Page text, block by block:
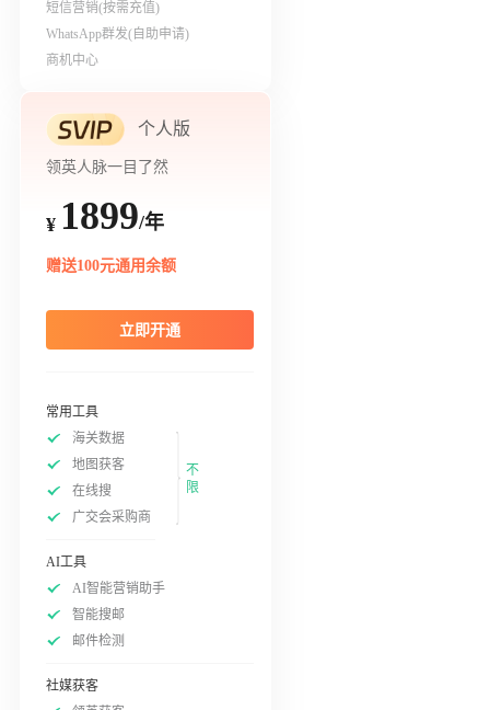
短信营销(按需充值)
WhatsApp群发(自助申请)
商机中心
个人版
领英人脉一目了然
¥ 1899/年
赠送100元通用余额
立即开通
常用工具
海关数据
地图获客
在线搜
广交会采购商
不
限
AI工具
AI智能营销助手
智能搜邮
邮件检测
社媒获客